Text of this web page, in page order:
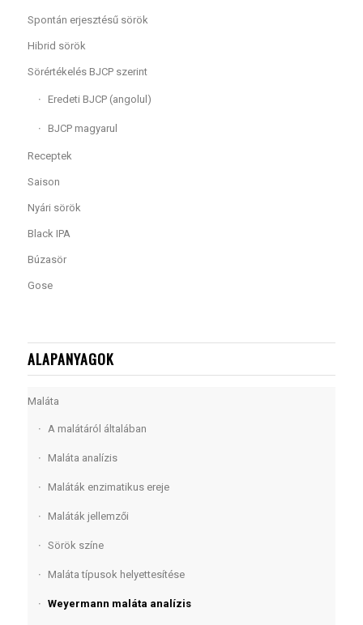
Spontán erjesztésű sörök
Hibrid sörök
Sörértékelés BJCP szerint
Eredeti BJCP (angolul)
BJCP magyarul
Receptek
Saison
Nyári sörök
Black IPA
Búzasör
Gose
ALAPANYAGOK
Maláta
A malátáról általában
Maláta analízis
Maláták enzimatikus ereje
Maláták jellemzői
Sörök színe
Maláta típusok helyettesítése
Weyermann maláta analízis